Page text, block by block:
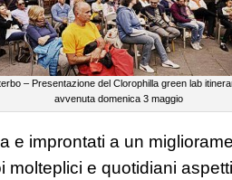
– Presentazione del Clorophilla green lab
avvenuta domenica 3 maggio
e improntati a un
molteplici e quotidiani